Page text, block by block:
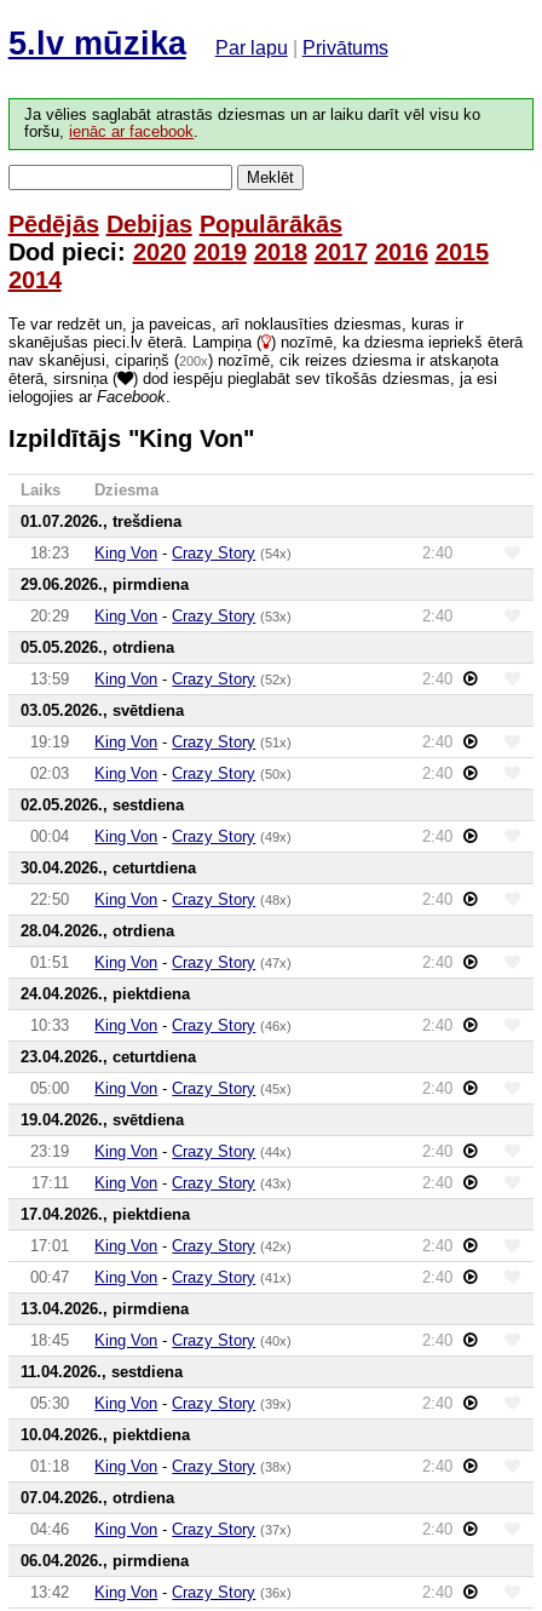
5.lv mūzika Par lapu Privātums
Ja vēlies saglabāt atrastās dziesmas un ar laiku darīt vēl visu ko
foršu,ienāc ar facebook.
Meklēt
Pēdējās Debijas Populārākās
Dod pieci: 2020 2019 2018 2017 2016 2015
2014
Te var redzēt un, ja paveicas, arī noklausīties dziesmas, kuras ir
skanējušas pieci.lv ēterā. Lampiņa ( ) nozīmē, ka dziesma iepriekš ēterā
nav skanējusi, cipariņš (200x) nozīmē, cik reizes dziesma ir atskaņota
ēterā, sirsniņa (
) dod iespēju pieglabāt sev tīkošās dziesmas, ja esi
ielogojies ar Facebook.
Izpildītājs "King Von"
Laiks
Dziesma
01.07.2026., trešdiena
18:23
King Von -Crazy Story (54x)
2:40
29.06.2026., pirmdiena
20:29
King Von -Crazy Story (53x)
2:40
05.05.2026., otrdiena
13:59
King Von -Crazy Story (52x)
2:40
03.05.2026., svētdiena
19:19
King Von -Crazy Story (51x)
2:40
02:03
King Von -Crazy Story (50x)
2:40
02.05.2026., sestdiena
00:04
King Von -Crazy Story (49x)
2:40
30.04.2026., ceturtdiena
22:50
King Von -Crazy Story (48x)
2:40
28.04.2026., otrdiena
01:51
King Von -Crazy Story (47x)
2:40
24.04.2026., piektdiena
10:33
King Von -Crazy Story (46x)
2:40
23.04.2026., ceturtdiena
05:00
King Von -Crazy Story (45x)
2:40
19.04.2026., svētdiena
23:19
King Von -Crazy Story (44x)
2:40
17:11
King Von -Crazy Story (43x)
2:40
17.04.2026., piektdiena
17:01
King Von -Crazy Story (42x)
2:40
00:47
King Von -Crazy Story (41x)
2:40
13.04.2026., pirmdiena
18:45
King Von -Crazy Story (40x)
2:40
11.04.2026., sestdiena
05:30
King Von -Crazy Story (39x)
2:40
10.04.2026., piektdiena
01:18
King Von -Crazy Story (38x)
2:40
07.04.2026., otrdiena
04:46
King Von -Crazy Story (37x)
2:40
06.04.2026., pirmdiena
13:42
King Von -Crazy Story (36x)
2:40